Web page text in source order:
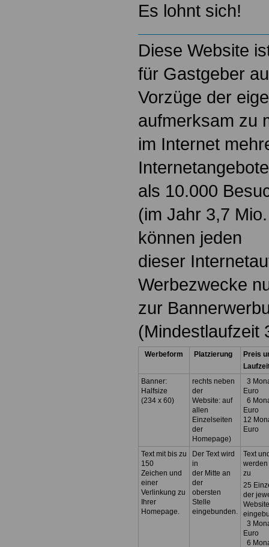
Es lohnt sich!
Diese Website
für Gastgeber
Vorzüge der
aufmerksam zu
im Internet
als 10.000
(im Jahr 3,7
können jeden
dieser
Werbezwecke
zur
(Mindestlaufzeit
Werbeform Platzierung
Preis
Banner:
Halfsize
(234 x 60)
rechts neben
der
Website: auf
allen
Einzelseiten
der
Homepage)
3
Euro
6
Euro
12
Euro
Text mit bis zu
150
Zeichen und
einer
Verlinkung zu
Ihrer
Homepage.
Der Text wird
in
der Mitte an
der
obersten
Stelle
eingebunden.
Text
zu
25
der
Website
3
Euro
6